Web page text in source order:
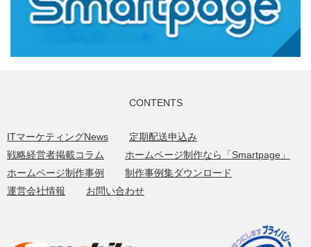
CONTENTS
ITマーケティングNews
定期配送申込み
戦略経営者掲載コラム
ホームページ制作なら「Smartpage」
ホームページ制作事例
制作事例集ダウンロード
運営会社情報
お問い合わせ